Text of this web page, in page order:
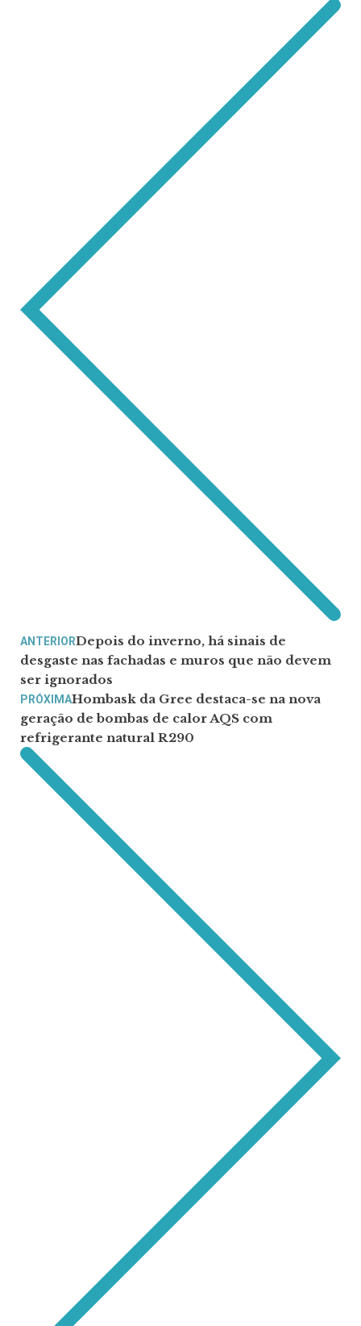
ANTERIORDepois do inverno, há sinais de
desgaste nas fachadas e muros que não devem
ser ignorados
PRÓXIMAHombask da Gree destaca-se na nova
geração de bombas de calor AQS com
refrigerante natural R290